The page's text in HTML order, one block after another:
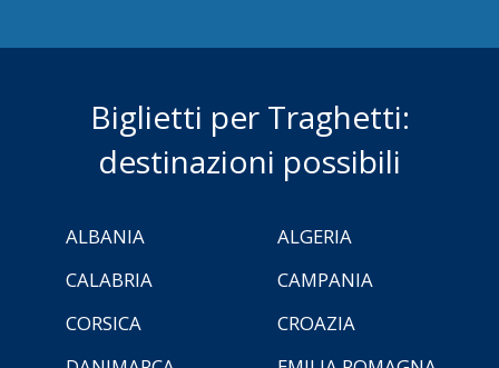
Biglietti per Traghetti:
destinazioni possibili
ALBANIA
ALGERIA
CALABRIA
CAMPANIA
CORSICA
CROAZIA